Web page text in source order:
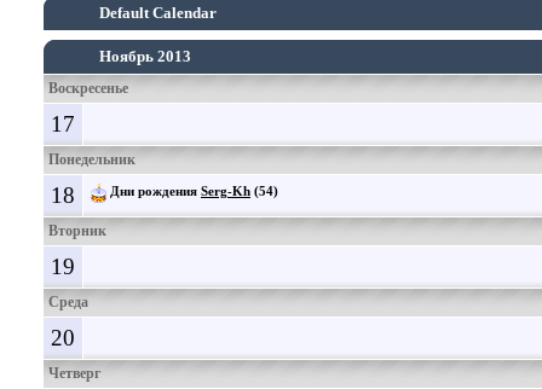
Default Calendar
Ноябрь 2013
Воскресенье
17
Понедельник
18 Дни рождения Serg-Kh (54)
Вторник
19
Среда
20
Четверг